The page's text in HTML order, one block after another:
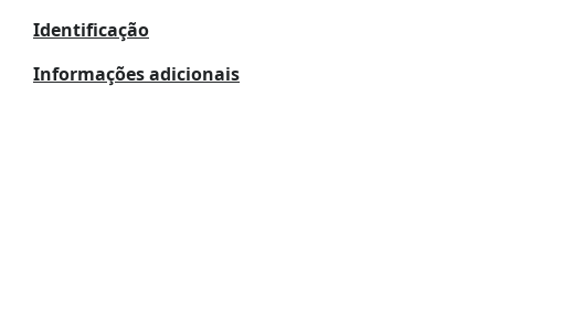
Identificação
Informações adicionais